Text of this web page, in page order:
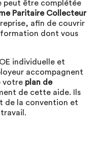
peut être complétée
Paritaire Collecteur
afin de couvrir
dont vous
individuelle et
accompagnent
votre plan de
de cette aide. Ils
de la convention et